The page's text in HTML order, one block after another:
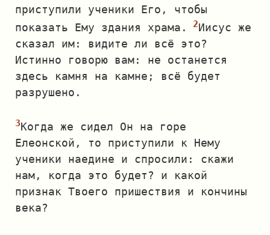
приступили ученики Его, чтобы
показать Ему здания храма.
Иисус же
сказал им: видите ли всё это?
Истинно говорю вам: не останется
здесь камня на камне; всё будет
разрушено.
Когда же сидел Он на горе
Елеонской, то приступили к Нему
ученики наедине и спросили: скажи
нам, когда это будет? и какой
признак Твоего пришествия и кончины
века?